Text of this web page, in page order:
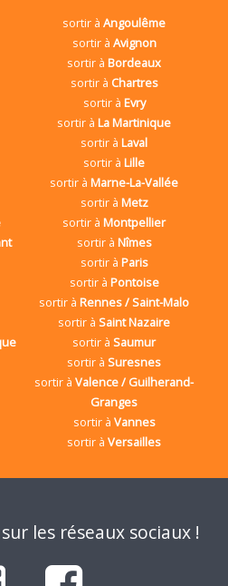
sortir àAngoulême
sortir à Avignon
sortir àBordeaux
sortir à Chartres
sortir à Evry
sortir àLa Martinique
sortir àLaval
sortir àLille
sortir àMarne-La-Vallée
sortir à Metz
sortir àMontpellier
sortir à Nîmes
sortir à Paris
sortir à Pontoise
sortir àRennes / Saint-Malo
sortir àSaint Nazaire
sortir àSaumur
sortir àSuresnes
sortir àValence / Guilherand-
Granges
sortir à Vannes
sortir àVersailles
les réseaux sociaux !